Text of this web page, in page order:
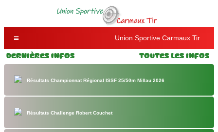
Union Sportive Carmaux Tir
Dernières Infos Toutes les Infos
Résultats Championnat Régional ISSF 25/50m Millau 2026
Résultats Challenge Robert Couchet